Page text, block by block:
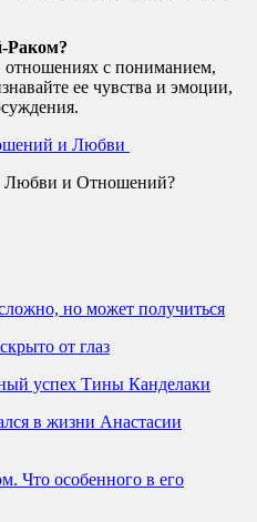
Раком?
с пониманием,
ее чувства и эмоции,
Любви и Отношений?
но может получиться
от глаз
успех Тины Канделаки
в жизни Анастасии
Что особенного в его